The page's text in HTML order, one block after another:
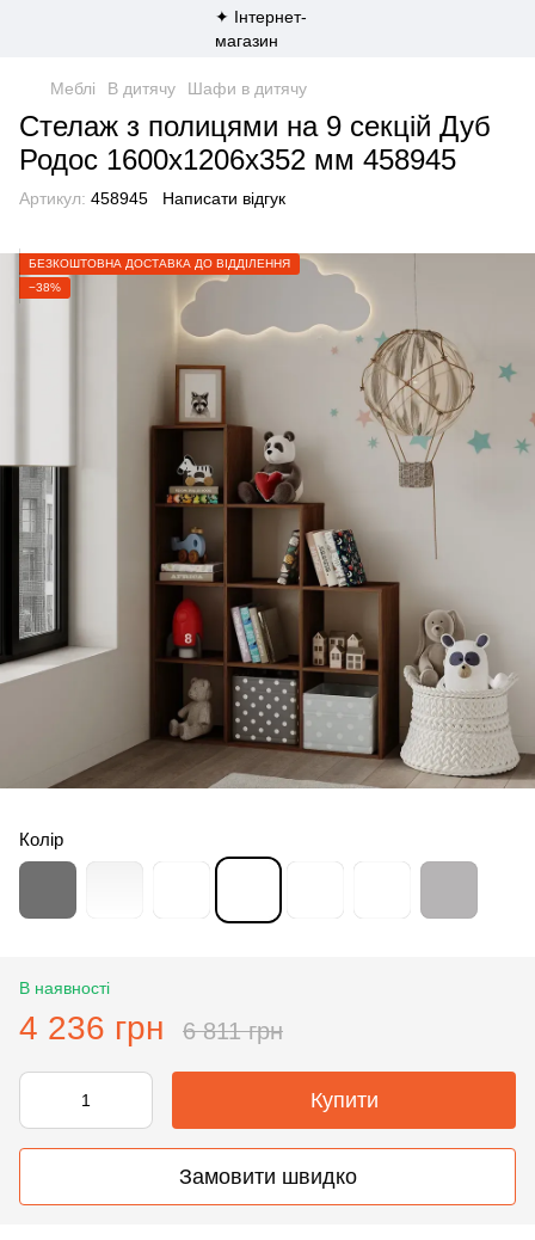
Меблі В дитячу Шафи в дитячу
Стелаж з полицями на 9 секцій Дуб
Родос 1600х1206х352 мм 458945
Артикул: 458945 Написати відгук
БЕЗКОШТОВНА ДОСТАВКА ДО ВІДДІЛЕННЯ
−38%
Колір
В наявності
4 236 грн 6 811 грн
Купити
Замовити швидко